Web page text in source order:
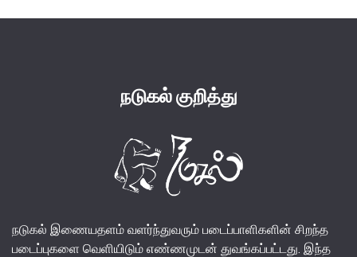
நடுகல் குறித்து
நடுகல் இணையதளம் வளர்ந்துவரும் படைப்பாளிகளின் சிறந்த
படைப்புகளை வெளியிடும் எண்ணமுடன் துவங்கப்பட்டது. இந்த